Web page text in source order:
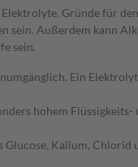
Gründe für
Außerdem kann
sein.
Ein
hohem
Kalium,